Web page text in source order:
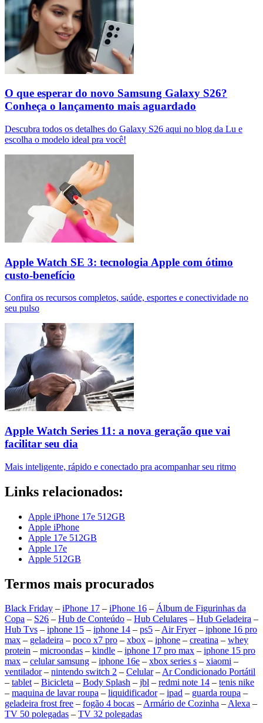
O que esperar do novo Samsung Galaxy S26?
Conheça o lançamento mais aguardado
Descubra todos os detalhes do Galaxy S26 aqui no blog da Lu e
escolha o modelo ideal pra você!
Apple Watch SE 3: tecnologia Apple com ótimo
custo-benefício
Confira os recursos completos, saúde, esportes e conectividade no
seu pulso
Apple Watch Series 11: a nova geração que vai
facilitar seu dia
Mais inteligente, rápido e conectado pra acompanhar seu ritmo
Links relacionados:
Apple iPhone 17e 512GB
Apple iPhone
Apple 17e 512GB
Apple 17e
Apple 512GB
Termos mais procurados
Black Friday – iPhone 17 – iPhone 16 – Álbum de Figurinhas da
Copa – S26 – Hub de Conteúdo – Hub Celulares – Hub Geladeira –
Hub Tvs – iphone 15 – iphone 14 – ps5 –Air Fryer– iphone 16 pro
max – geladeira – poco x7 pro – xbox – iphone – creatina – whey
protein – microondas – kindle – iphone 17 pro max – iphone 15 pro
max – celular samsung – iphone 16e – xbox series s – xiaomi –
ventilador– nintendo switch 2 – Celular–Ar Condicionado Portátil
– tablet– Bicicleta – Body Splash – jbl – redmi note 14 – tenis nike
– maquina de lavar roupa – liquidificador– ipad – guarda roupa –
geladeira frost free – fogão 4 bocas –Armário de Cozinha –Alexa –
TV 50 polegadas – TV 32 polegadas